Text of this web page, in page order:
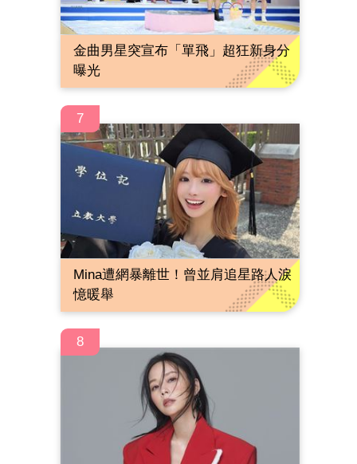
金曲男星突宣布「單飛」超狂新身分
曝光
7
Mina遭網暴離世！曾並肩追星路人淚
憶暖舉
8